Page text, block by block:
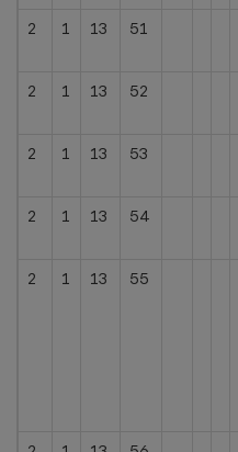
2 1 13 51
2 1 13 52
2 1 13 53
2 1 13 54
2 1 13 55